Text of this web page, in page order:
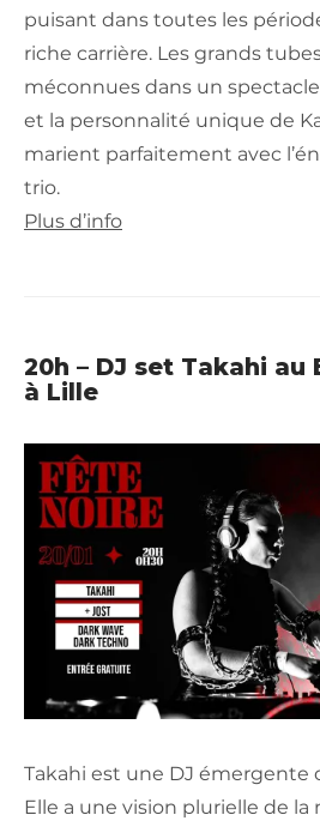
puisant dans toutes les
riche carrière. Les grands
méconnues dans un
et la personnalité unique de
marient parfaitement avec
trio.
Plus d’info
20h – DJ set Takahi au
à Lille
Takahi est une DJ émergente
Elle a une vision plurielle de